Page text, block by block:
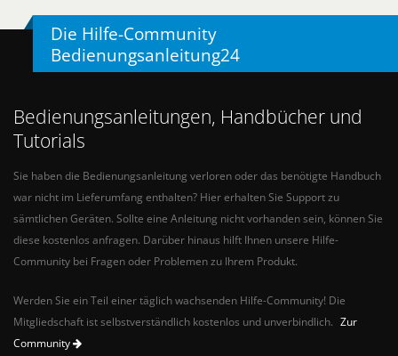
Die Hilfe-Community
Bedienungsanleitung24
Bedienungsanleitungen, Handbücher und
Tutorials
Sie haben die Bedienungsanleitung verloren oder das benötigte Handbuch
war nicht im Lieferumfang enthalten? Hier erhalten Sie Support zu
sämtlichen Geräten. Sollte eine Anleitung nicht vorhanden sein, können Sie
diese kostenlos anfragen. Darüber hinaus hilft Ihnen unsere Hilfe-
Community bei Fragen oder Problemen zu Ihrem Produkt.
Werden Sie ein Teil einer täglich wachsenden Hilfe-Community! Die
Mitgliedschaft ist selbstverständlich kostenlos und unverbindlich. Zur
Community